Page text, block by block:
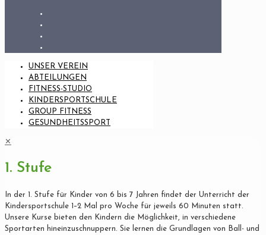
UNSER VEREIN
ABTEILUNGEN
FITNESS-STUDIO
KINDERSPORTSCHULE
GROUP FITNESS
GESUNDHEITSSPORT
✕
1. Stufe
In der 1. Stufe für Kinder von 6 bis 7 Jahren findet der Unterricht der
Kindersportschule 1–2 Mal pro Woche für jeweils 60 Minuten statt.
Unsere Kurse bieten den Kindern die Möglichkeit, in verschiedene
Sportarten hineinzuschnuppern. Sie lernen die Grundlagen von Ball- und